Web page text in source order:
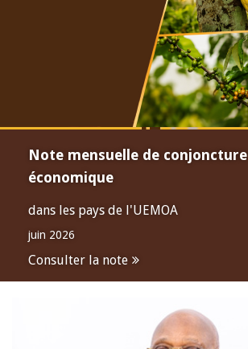
Note mensuelle de conjoncture
économique
dans les pays de l'UEMOA
juin 2026
Consulter la note